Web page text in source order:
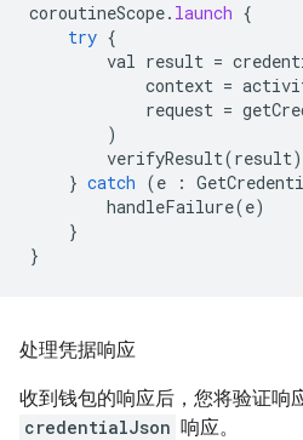
coroutineScope. launch {
try {
val result =
context =
request =
)
verifyResult(result)
} catch (e :
handleFailure(e)
}
}
处理凭据响应
收到钱包的响应后，您将验证响
credentialJson 响应。